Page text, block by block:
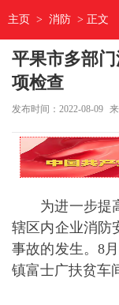
主页 > 消防 > 正文
平果市多部
项检查
发布时间：2022-08-09
为进一步提高
辖区内企业消防
事故的发生。8
镇富士广扶贫车